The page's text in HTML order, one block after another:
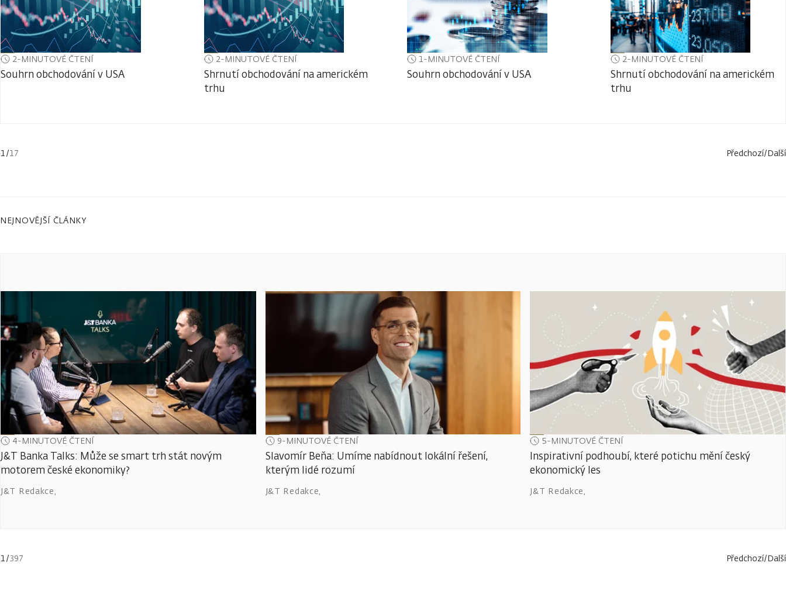
2-MINUTOVÉ ČTENÍ
Souhrn obchodování v USA
2-MINUTOVÉ ČTENÍ
Shrnutí obchodování na americkém
trhu
1-MINUTOVÉ ČTENÍ
Souhrn obchodování v USA
2-MINUTOVÉ ČTENÍ
Shrnutí obchodování na americkém
trhu
1 /17 Předchozí/Další
NEJNOVĚJŠÍ ČLÁNKY
4-MINUTOVÉ ČTENÍ
J&T Banka Talks: Může se smart trh stát novým
motorem české ekonomiky?
J&T Redakce,
9-MINUTOVÉ ČTENÍ
Slavomír Beňa: Umíme nabídnout lokální řešení,
kterým lidé rozumí
J&T Redakce,
5-MINUTOVÉ ČTENÍ
Inspirativní podhoubí, které potichu mění český
ekonomický les
J&T Redakce,
1/397 Předchozí/Další